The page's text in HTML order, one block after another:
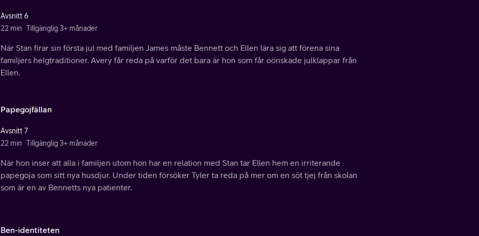
Avsnitt 6
22 min Tillgänglig 3+ månader
När Stan firar sin första jul med familjen James måste Bennett och Ellen lära sig att förena sina
familjers helgtraditioner. Avery får reda på varför det bara är hon som får oönskade julklappar från
Ellen.
Papegojfällan
Avsnitt 7
22 min Tillgänglig 3+ månader
När hon inser att alla i familjen utom hon har en relation med Stan tar Ellen hem en irriterande
papegoja som sitt nya husdjur. Under tiden försöker Tyler ta reda på mer om en söt tjej från skolan
som är en av Bennetts nya patienter.
Ben-identiteten